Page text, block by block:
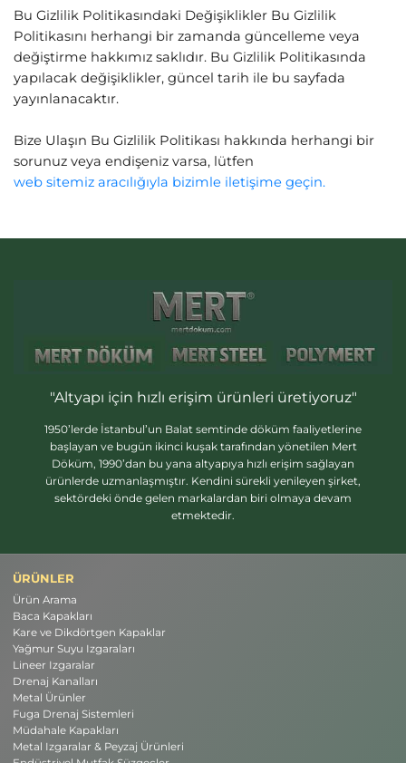
Bu Gizlilik Politikasındaki Değişiklikler Bu Gizlilik
Politikasını herhangi bir zamanda güncelleme veya
değiştirme hakkımız saklıdır. Bu Gizlilik Politikasında
yapılacak değişiklikler, güncel tarih ile bu sayfada
yayınlanacaktır.
Bize Ulaşın Bu Gizlilik Politikası hakkında herhangi bir
sorunuz veya endişeniz varsa, lütfen
web sitemiz aracılığıyla bizimle iletişime geçin.
"Altyapı için hızlı erişim ürünleri üretiyoruz"
1950’lerde İstanbul’un Balat semtinde döküm faaliyetlerine
başlayan ve bugün ikinci kuşak tarafından yönetilen Mert
Döküm, 1990’dan bu yana altyapıya hızlı erişim sağlayan
ürünlerde uzmanlaşmıştır. Kendini sürekli yenileyen şirket,
sektördeki önde gelen markalardan biri olmaya devam
etmektedir.
ÜRÜNLER
Ürün Arama
Baca Kapakları
Kare ve Dikdörtgen Kapaklar
Yağmur Suyu Izgaraları
Lineer Izgaralar
Drenaj Kanalları
Metal Ürünler
Fuga Drenaj Sistemleri
Müdahale Kapakları
Metal Izgaralar & Peyzaj Ürünleri